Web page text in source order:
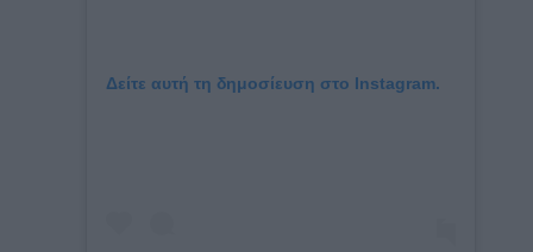
Δείτε αυτή τη δημοσίευση στο Instagram.